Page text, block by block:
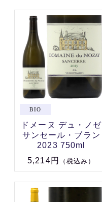
ドメーヌ デュ・ノゼ
サンセール・ブラン
2023 750ml
5,214円
（税込み）